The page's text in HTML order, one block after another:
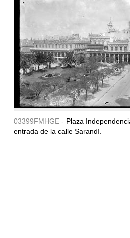
03399FMHGE - Plaza
entrada de la calle Sarandí.